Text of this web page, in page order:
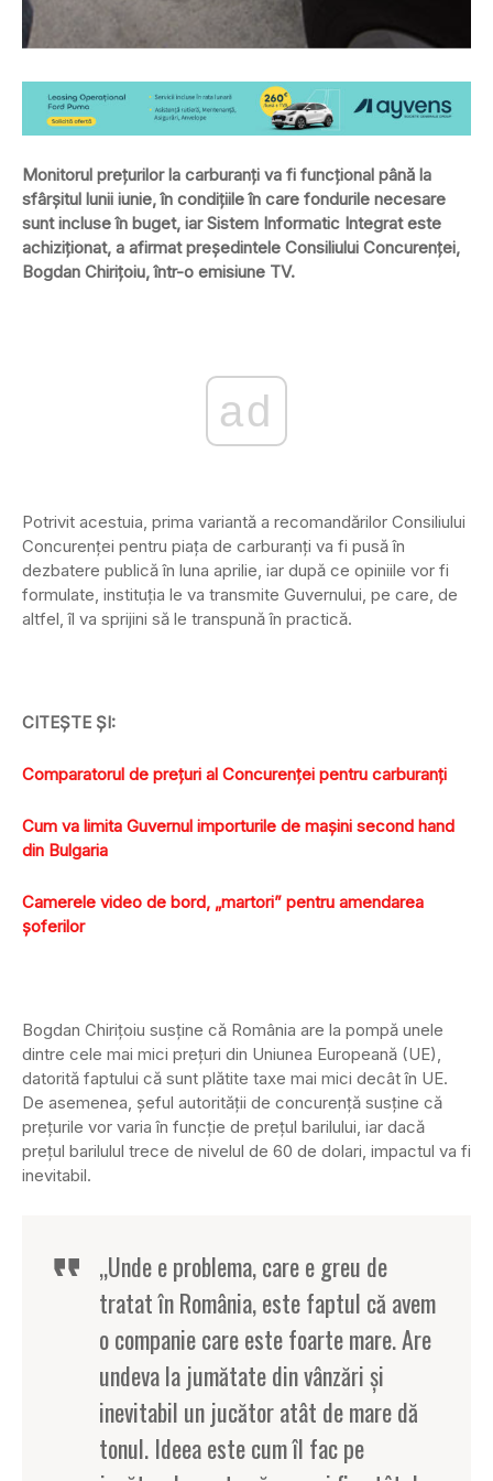
Monitorul preţurilor la carburanţi va fi funcţional până la
sfârşitul lunii iunie, în condiţiile în care fondurile necesare
sunt incluse în buget, iar Sistem Informatic Integrat este
achiziţionat, a afirmat preşedintele Consiliului Concurenţei,
Bogdan Chiriţoiu, într-o emisiune TV.
ad
Potrivit acestuia, prima variantă a recomandărilor Consiliului
Concurenţei pentru piaţa de carburanţi va fi pusă în
dezbatere publică în luna aprilie, iar după ce opiniile vor fi
formulate, instituţia le va transmite Guvernului, pe care, de
altfel, îl va sprijini să le transpună în practică.
CITEŞTE ŞI:
Comparatorul de preţuri al Concurenţei pentru carburanţi
Cum va limita Guvernul importurile de maşini second hand
din Bulgaria
Camerele video de bord, „martori” pentru amendarea
şoferilor
Bogdan Chiriţoiu susţine că România are la pompă unele
dintre cele mai mici preţuri din Uniunea Europeană (UE),
datorită faptului că sunt plătite taxe mai mici decât în UE.
De asemenea, şeful autorităţii de concurenţă susţine că
preţurile vor varia în funcţie de preţul barilului, iar dacă
preţul barilulul trece de nivelul de 60 de dolari, impactul va fi
inevitabil.
„Unde e problema, care e greu de
tratat în România, este faptul că avem
o companie care este foarte mare. Are
undeva la jumătate din vânzări şi
inevitabil un jucător atât de mare dă
tonul. Ideea este cum îl fac pe